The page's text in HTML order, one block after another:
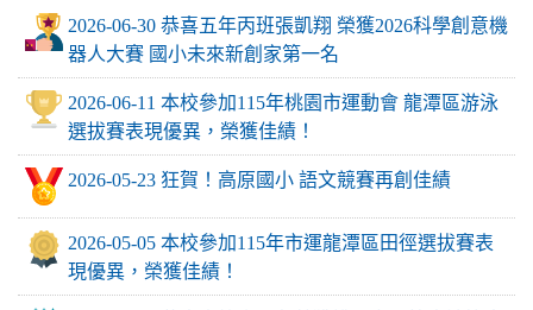
2026-06-30 恭喜五年丙班張凱翔 榮獲2026科學創意機
器人大賽 國小未來新創家第一名
2026-06-11 本校參加115年桃園市運動會 龍潭區游泳
選拔賽表現優異，榮獲佳績！
2026-05-23 狂賀！高原國小 語文競賽再創佳績
2026-05-05 本校參加115年市運龍潭區田徑選拔賽表
現優異，榮獲佳績！